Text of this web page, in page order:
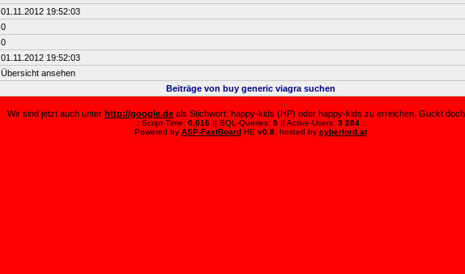
01.11.2012 19:52:03
0
0
01.11.2012 19:52:03
Übersicht ansehen
Beiträge von buy generic viagra suchen
Wir sind jetzt auch unter http://google.de als Stichwort: happy-kids (HP) oder happy-kids zu erreichen. Guckt
.: Script-Time: 0,016|| SQL-Queries: 5|| Active-Users: 3 284:.
Powered by ASP-FastBoardHE v0.8, hosted by cyberlord.at